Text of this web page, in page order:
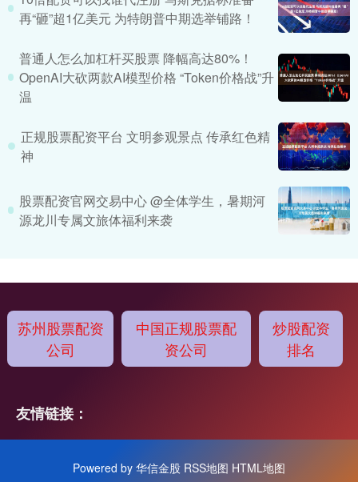
再“砸”超1亿美元 为特朗普中期选举铺路！
普通人怎么加杠杆买股票 降幅高达80%！
OpenAI大砍两款AI模型价格 “Token价格战”升
温
正规股票配资平台 文明参观景点 传承红色精
神
股票配资官网交易中心 @全体学生，暑期河
源龙川专属文旅体福利来袭
苏州股票配资
公司
中国正规股票配
资公司
炒股配资
排名
友情链接：
Powered by 华信金股 RSS地图 HTML地图